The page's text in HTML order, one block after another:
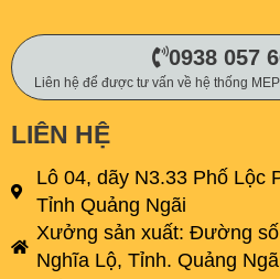
0938 057
Liên hệ để được tư vấn về hệ thống
LIÊN HỆ
Lô 04, dãy N3.33 Phố Lộc
Tỉnh Quảng Ngãi
Xưởng sản xuất: Đường
Nghĩa Lộ, Tỉnh. Quảng